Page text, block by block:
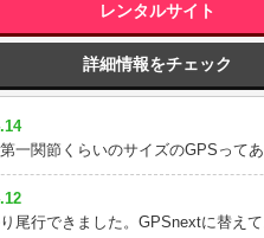
付けた翌日に浮気が見破れました
ない。恐ろしいリアル位置
っす！
レンタルサイト
詳細情報をチェック
一関節くらいのサイズのGPSって
尾行できました。GPSnextに替えて